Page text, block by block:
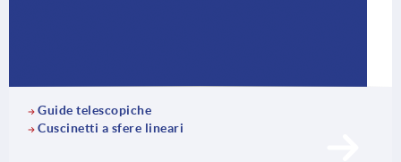
Guide telescopiche
Cuscinetti a sfere lineari